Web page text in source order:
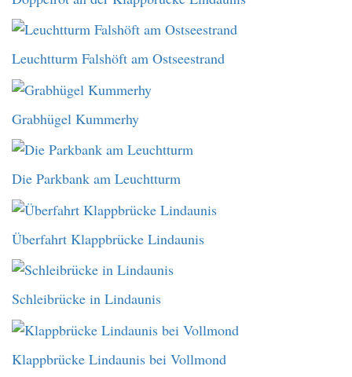
Leuchtturm Falshöft am Ostseestrand
Grabhügel Kummerhy
Die Parkbank am Leuchtturm
Überfahrt Klappbrücke Lindaunis
Schleibrücke in Lindaunis
Klappbrücke Lindaunis bei Vollmond